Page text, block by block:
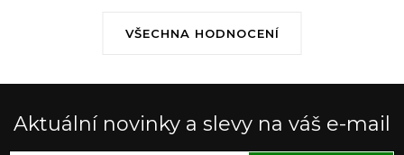
VŠECHNA HODNOCENÍ
Aktuální novinky a slevy na váš e-mail